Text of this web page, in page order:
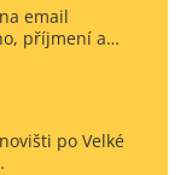
email
příjmení a…
po Velké